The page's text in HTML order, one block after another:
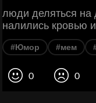
люди деляться на
налились кровью
#Юмор #мем
0 0